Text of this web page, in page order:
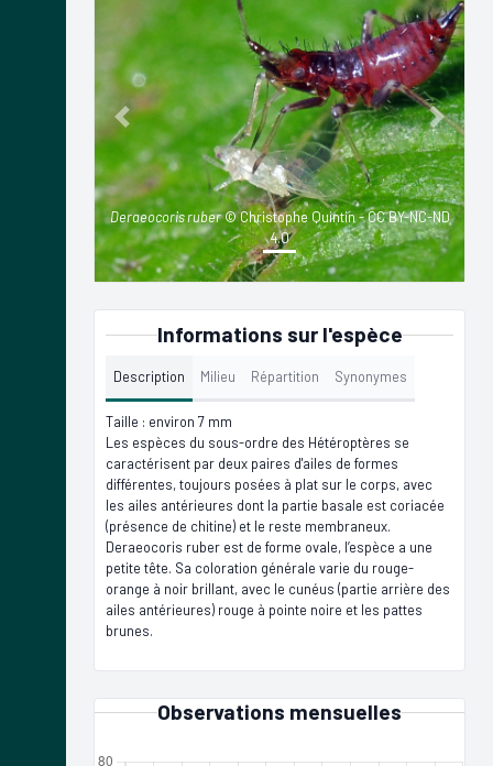
Deraeocoris ruber© Christophe Quintin - CC BY-NC-ND
4.0
Previous Next
Informations sur l'espèce
Description Milieu Répartition Synonymes
Taille : environ 7 mm
Les espèces du sous-ordre des Hétéroptères se
caractérisent par deux paires d'ailes de formes
différentes, toujours posées à plat sur le corps, avec
les ailes antérieures dont la partie basale est coriacée
(présence de chitine) et le reste membraneux.
Deraeocoris ruber est de forme ovale, l’espèce a une
petite tête. Sa coloration générale varie du rouge-
orange à noir brillant, avec le cunéus (partie arrière des
ailes antérieures) rouge à pointe noire et les pattes
brunes.
Observations mensuelles